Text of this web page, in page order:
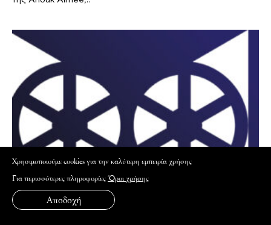
Xρησιμοποιούμε cookies για την καλύτερη εμπειρία χρήσης
Για περισσότερες πληροφορίεςΌροι χρήσης
Αποδοχή